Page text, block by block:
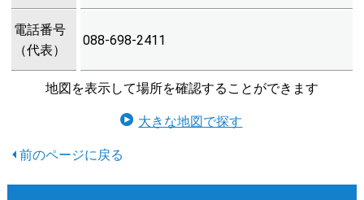
電話番号
（代表）
088-698-2411
地図を表示して場所を確認することができます
大きな地図で探す